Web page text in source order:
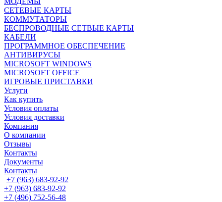
СЕТЕВЫЕ КАРТЫ
КОММУТАТОРЫ
БЕСПРОВОДНЫЕ СЕТВЫЕ КАРТЫ
КАБЕЛИ
ПРОГРАММНОЕ ОБЕСПЕЧЕНИЕ
АНТИВИРУСЫ
MICROSOFT WINDOWS
MICROSOFT OFFICE
ИГРОВЫЕ ПРИСТАВКИ
Услуги
Как купить
Условия оплаты
Условия доставки
Компания
О компании
Отзывы
Контакты
Документы
Контакты
+7 (963) 683-92-92
+7 (963) 683-92-92
+7 (496) 752-56-48